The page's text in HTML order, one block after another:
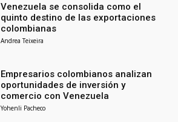
Venezuela se consolida como el
quinto destino de las exportaciones
colombianas
Andrea Teixeira
Empresarios colombianos analizan
oportunidades de inversión y
comercio con Venezuela
Yohenli Pacheco